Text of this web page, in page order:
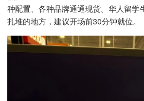
种配置、各种品牌通通现货。华人留学
扎堆的地方，建议开场前30分钟就位。